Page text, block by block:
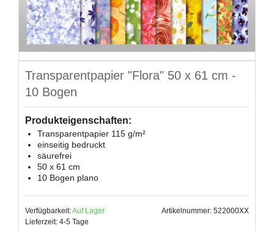
Transparentpapier "Flora" 50 x 61 cm -
10 Bogen
Produkteigenschaften:
Transparentpapier 115 g/m²
einseitig bedruckt
säurefrei
50 x 61 cm
10 Bogen plano
Verfügbarkeit:Auf Lager
Lieferzeit: 4-5 Tage
Artikelnummer: 522000XX